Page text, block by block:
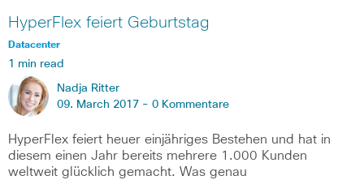
HyperFlex feiert Geburtstag
Datacenter
1 min read
Nadja Ritter
09. March 2017 - 0 Kommentare
HyperFlex feiert heuer einjähriges Bestehen und hat in
diesem einen Jahr bereits mehrere 1.000 Kunden
weltweit glücklich gemacht. Was genau